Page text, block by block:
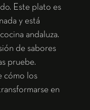
Este plato es
y está
andaluza.
de sabores
pruebe.
cómo los
en